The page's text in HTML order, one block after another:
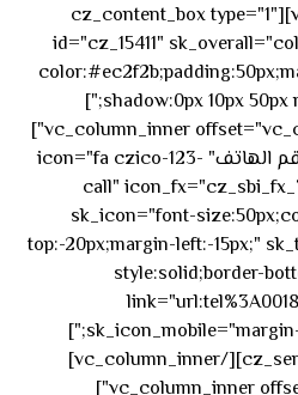
[vc_row][vc_column][cz_content_box type="1"
id="cz_15411"
shadow:0px 10px 50px rgba(236,47,43,0.3);"]
[vc_row_inner][vc_column_inner offset="vc_col-md-4"]
[cz_service_box title="رقم الهاتف" icon="fa czico-123-
call"
sk_icon="font-
top:-20px;margin-left:-15px;"
style:solid;border-
[/cz_service_box][/vc_column_inner]